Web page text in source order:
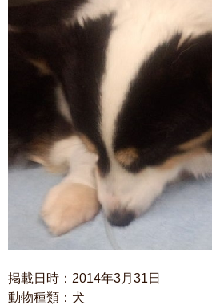
掲載日時：2014年3月31日
動物種類：犬